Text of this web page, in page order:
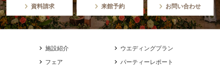
資料請求 来館予約 お問い合わせ
施設紹介
ウエディングプラン
フェア
パーティーレポート